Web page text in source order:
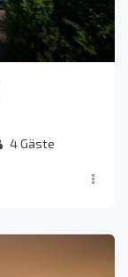
4Gäste